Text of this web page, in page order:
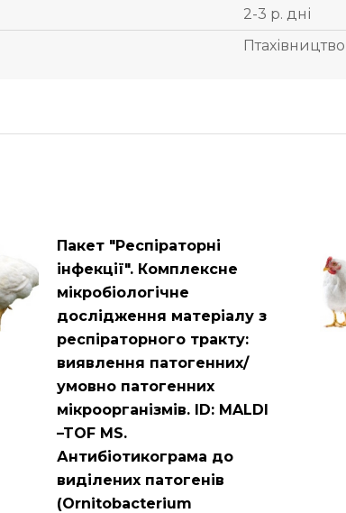
2-3 р. дні
Птахівництво
Пакет "Респіраторні
інфекції". Комплексне
мікробіологічне
дослідження матеріалу з
респіраторного тракту:
виявлення патогенних/
умовно патогенних
мікроорганізмів. ID: MALDI
–TOF MS.
Антибіотикограма до
виділених патогенів
(Ornitobacterium